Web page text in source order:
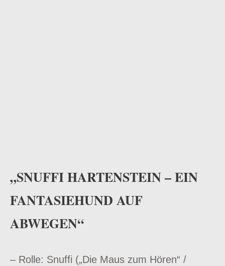
„SNUFFI HARTENSTEIN – EIN
FANTASIEHUND AUF
ABWEGEN“
– Rolle: Snuffi („Die Maus zum Hören“ /